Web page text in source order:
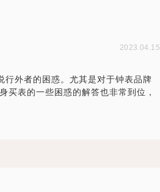
2023.04.15
行外者的困惑。尤其是对于钟表品牌
买表的一些困惑的解答也非常到位，